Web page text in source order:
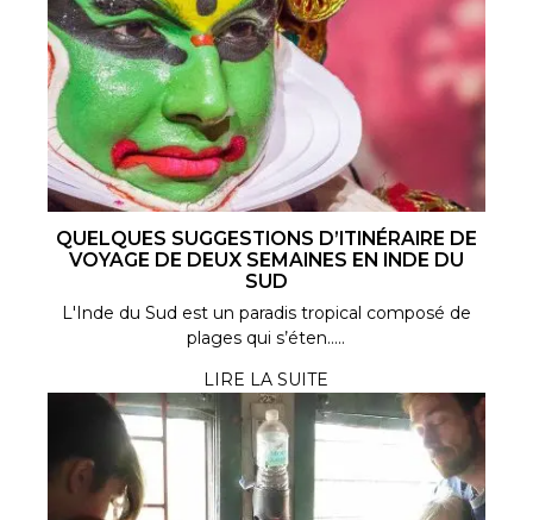
QUELQUES SUGGESTIONS D’ITINÉRAIRE DE
VOYAGE DE DEUX SEMAINES EN INDE DU
SUD
L'Inde du Sud est un paradis tropical composé de
plages qui s’éten.....
LIRE LA SUITE